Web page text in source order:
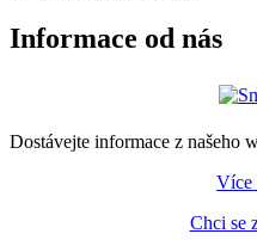
Informace od nás
Dostávejte informace z našeho
Více
Chci se